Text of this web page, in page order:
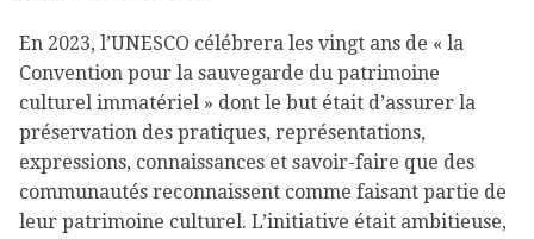
En 2023, l’UNESCO célébrera les vingt ans de « la
Convention pour la sauvegarde du patrimoine
culturel immatériel » dont le but était d’assurer la
préservation des pratiques, représentations,
expressions, connaissances et savoir-faire que des
communautés reconnaissent comme faisant partie de
leur patrimoine culturel. L’initiative était ambitieuse,